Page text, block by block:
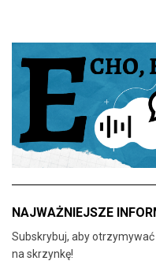
NAJWAŻNIEJSZE
Subskrybuj, aby
na skrzynkę!